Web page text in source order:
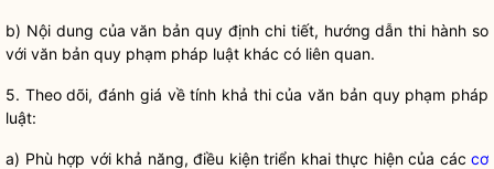
b) Nội dung của văn bản quy định chi tiết, hướng dẫn thi hành so
với văn bản quy phạm pháp luật khác có liên quan.
5. Theo dõi, đánh giá về tính khả thi của văn bản quy phạm pháp
luật:
a) Phù hợp với khả năng, điều kiện triển khai thực hiện của các cơ